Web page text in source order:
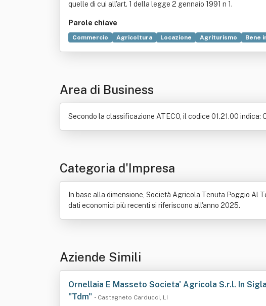
quelle di cui all'art. 1 della legge 2 gennaio 1991 n 1.
Parole chiave
Commercio Agricoltura Locazione Agriturismo Bene
Area di Business
Secondo la classificazione ATECO, il codice 01.21.00 indica:
Categoria d'Impresa
In base alla dimensione, Società Agricola Tenuta Poggio Al
dati economici più recenti si riferiscono all'anno 2025.
Aziende Simili
Ornellaia E Masseto Societa' Agricola S.r.l. In
"Tdm" • Castagneto Carducci, LI